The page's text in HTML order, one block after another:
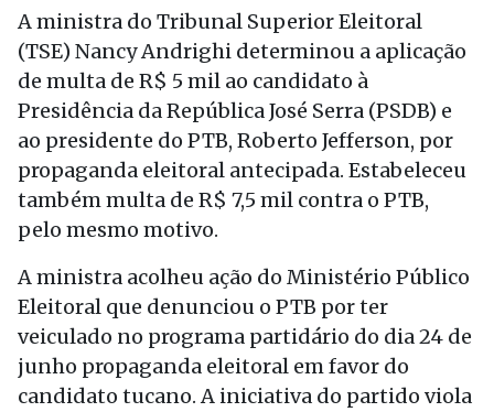
A ministra do Tribunal Superior Eleitoral
(TSE) Nancy Andrighi determinou a aplicação
de multa de R$ 5 mil ao candidato à
Presidência da República José Serra (PSDB) e
ao presidente do PTB, Roberto Jefferson, por
propaganda eleitoral antecipada. Estabeleceu
também multa de R$ 7,5 mil contra o PTB,
pelo mesmo motivo.
A ministra acolheu ação do Ministério Público
Eleitoral que denunciou o PTB por ter
veiculado no programa partidário do dia 24 de
junho propaganda eleitoral em favor do
candidato tucano. A iniciativa do partido viola